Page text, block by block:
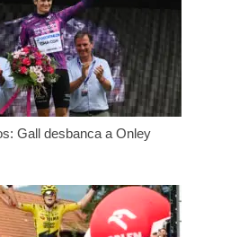
Gall desbanca a Onley